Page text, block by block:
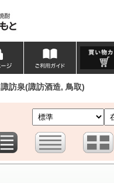
諏訪泉(諏訪酒造, 鳥取)